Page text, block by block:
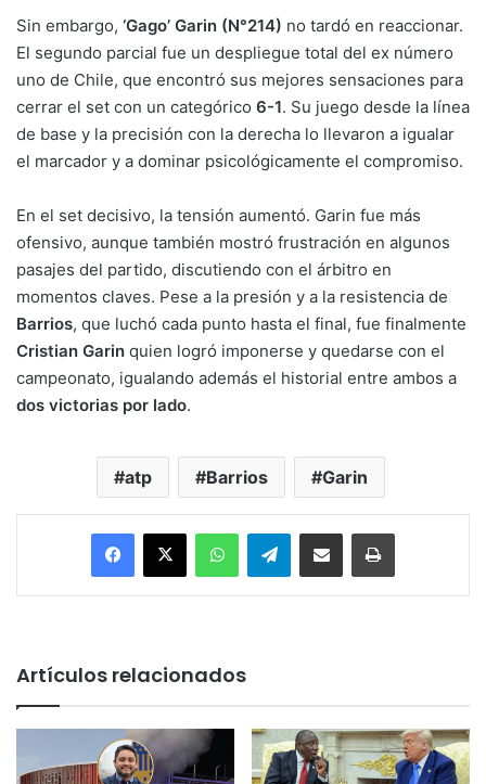
Sin embargo, ‘Gago’ Garin (N°214) no tardó en reaccionar.
El segundo parcial fue un despliegue total del ex número
uno de Chile, que encontró sus mejores sensaciones para
cerrar el set con un categórico 6-1. Su juego desde la línea
de base y la precisión con la derecha lo llevaron a igualar
el marcador y a dominar psicológicamente el compromiso.
En el set decisivo, la tensión aumentó. Garin fue más
ofensivo, aunque también mostró frustración en algunos
pasajes del partido, discutiendo con el árbitro en
momentos claves. Pese a la presión y a la resistencia de
Barrios, que luchó cada punto hasta el final, fue finalmente
Cristian Garin quien logró imponerse y quedarse con el
campeonato, igualando además el historial entre ambos a
dos victorias por lado.
atp Barrios Garin
Facebook
X WhatsAppTelegramEnviar vía email Imprimir
Artículos relacionados